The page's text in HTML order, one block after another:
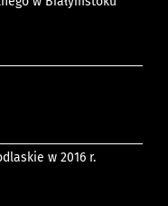
w 2016 r.